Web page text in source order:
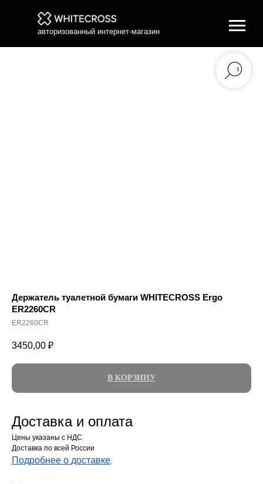
авторизованный интернет-магазин
Держатель туалетной бумаги WHITECROSS Ergo
ER2260CR
ER2260CR
3450,00 ₽
В КОРЗИНУ
Доставка и оплата
Цены указаны с НДС
Доставка по всей России
Подробнее о доставке.